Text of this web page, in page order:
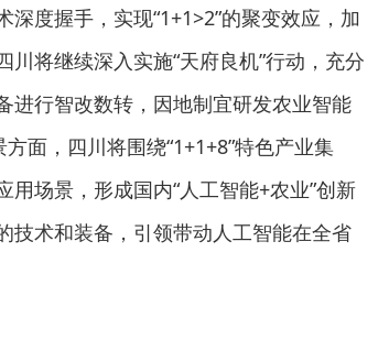
度握手，实现“1+1>2”的聚变效应，加
将继续深入实施“天府良机”行动，充分
进行智改数转，因地制宜研发农业智能
面，四川将围绕“1+1+8”特色产业集
场景，形成国内“人工智能+农业”创新
技术和装备，引领带动人工智能在全省